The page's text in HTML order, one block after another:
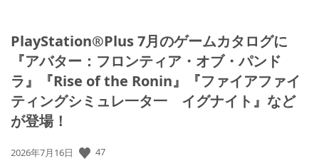
PlayStation®Plus 7月のゲームカタログに
『アバター：フロンティア・オブ・パンド
ラ』『Rise of the Ronin』『ファイアファイ
ティングシミュレ一タ一 イグナイト』など
が登場！
公
2026年7月16日 47